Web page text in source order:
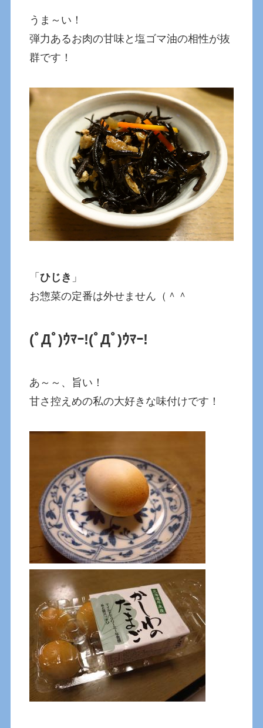
うま～い！
弾力あるお肉の甘味と塩ゴマ油の相性が抜
群です！
「ひじき 」
お惣菜の定番は外せません（＾＾
(ﾟДﾟ)ｳﾏｰ!(ﾟДﾟ)ｳﾏｰ!
あ～～、旨い！
甘さ控えめの私の大好きな味付けです！